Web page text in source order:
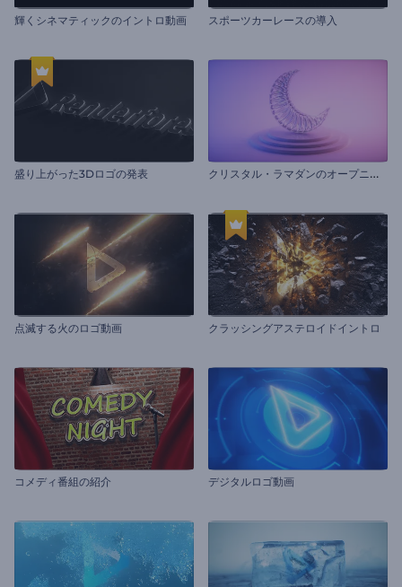
輝くシネマティックのイントロ動画 スポーツカーレースの導入
盛り上がった3Dロゴの発表 ク
リスタル・ラマダンのオープニング動画
点滅する火のロゴ動画 クラッシングアステロイドイントロ
コメディ番組の紹介 デジタルロゴ動画